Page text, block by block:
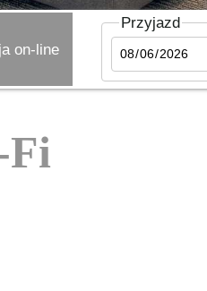
on-line
Przyjazd
Fi